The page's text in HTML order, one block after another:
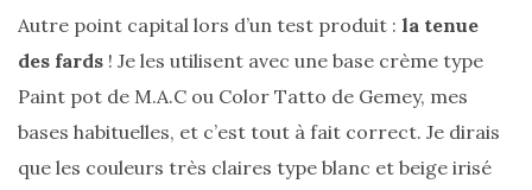
Autre point capital lors d’un test produit : la tenue
des fards ! Je les utilisent avec une base crème type
Paint pot de M.A.C ou Color Tatto de Gemey, mes
bases habituelles, et c’est tout à fait correct. Je dirais
que les couleurs très claires type blanc et beige irisé